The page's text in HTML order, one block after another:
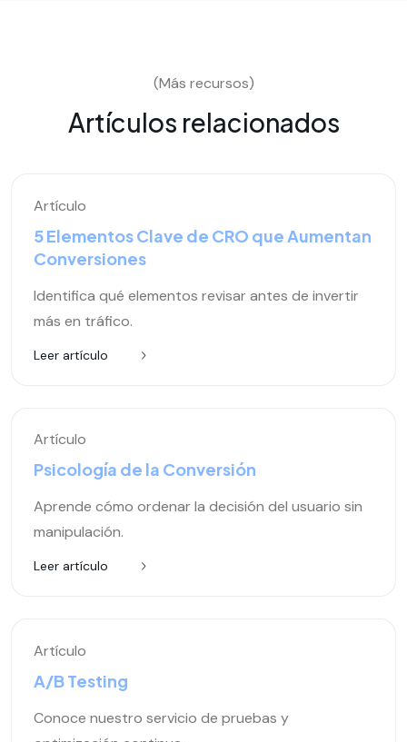
(Más recursos)
Artículos relacionados
Artículo
5 Elementos Clave de CRO que Aumentan
Conversiones
Identifica qué elementos revisar antes de invertir
más en tráfico.
Leer artículo
Artículo
Psicología de la Conversión
Aprende cómo ordenar la decisión del usuario sin
manipulación.
Leer artículo
Artículo
A/B Testing
Conoce nuestro servicio de pruebas y